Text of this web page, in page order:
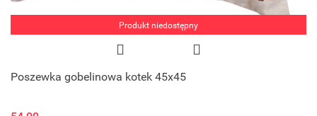
Produkt niedostępny
Poszewka gobelinowa kotek 45x45